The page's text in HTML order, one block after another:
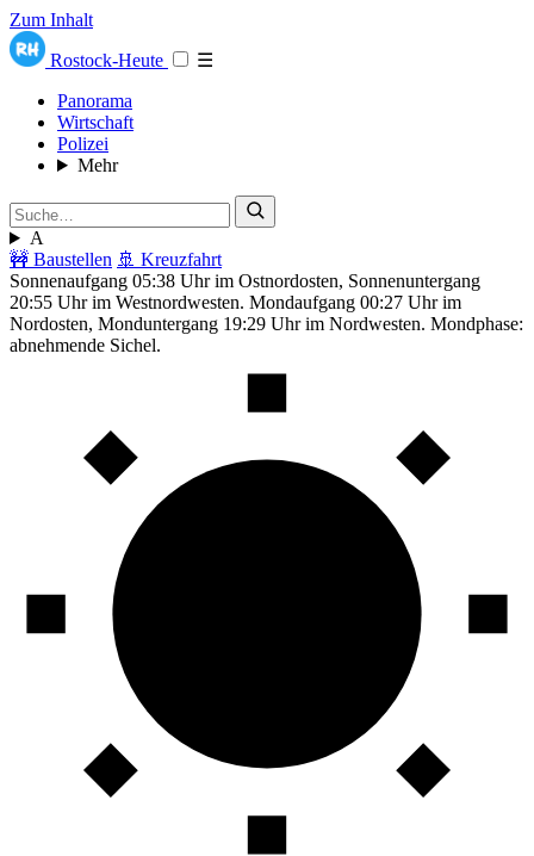
Zum Inhalt
Rostock-Heute
☰
Panorama
Wirtschaft
Polizei
Mehr
A
🚧 Baustellen 🚢 Kreuzfahrt
Sonnenaufgang 05:38 Uhr im Ostnordosten, Sonnenuntergang
20:55 Uhr im Westnordwesten. Mondaufgang 00:27 Uhr im
Nordosten, Monduntergang 19:29 Uhr im Nordwesten. Mondphase:
abnehmende Sichel.